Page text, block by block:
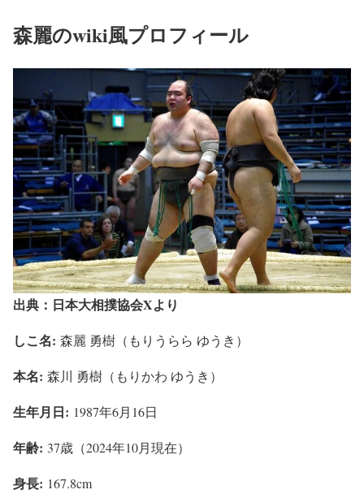
森麗のwiki風プロフィール
出典：日本大相撲協会Xより
しこ名: 森麗 勇樹（もりうらら ゆうき）
本名: 森川 勇樹（もりかわ ゆうき）
生年月日: 1987年6月16日
年齢: 37歳（2024年10月現在）
身長: 167.8cm